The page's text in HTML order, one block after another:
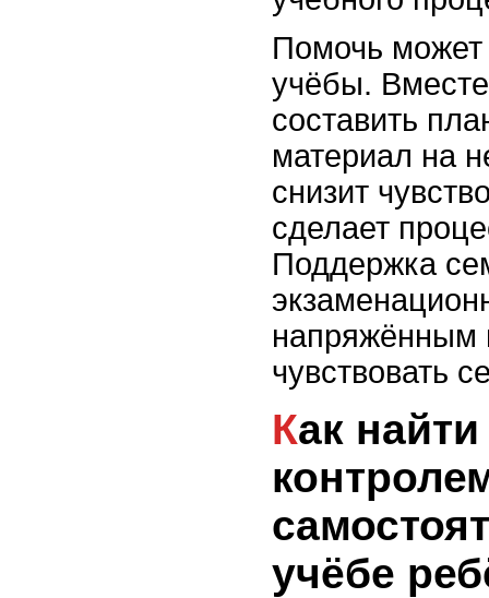
Помочь может
учёбы.
составить
материал на
снизит
сделает
Поддержка
напряжённым
чувствовать
Как найти баланс между
учёбе